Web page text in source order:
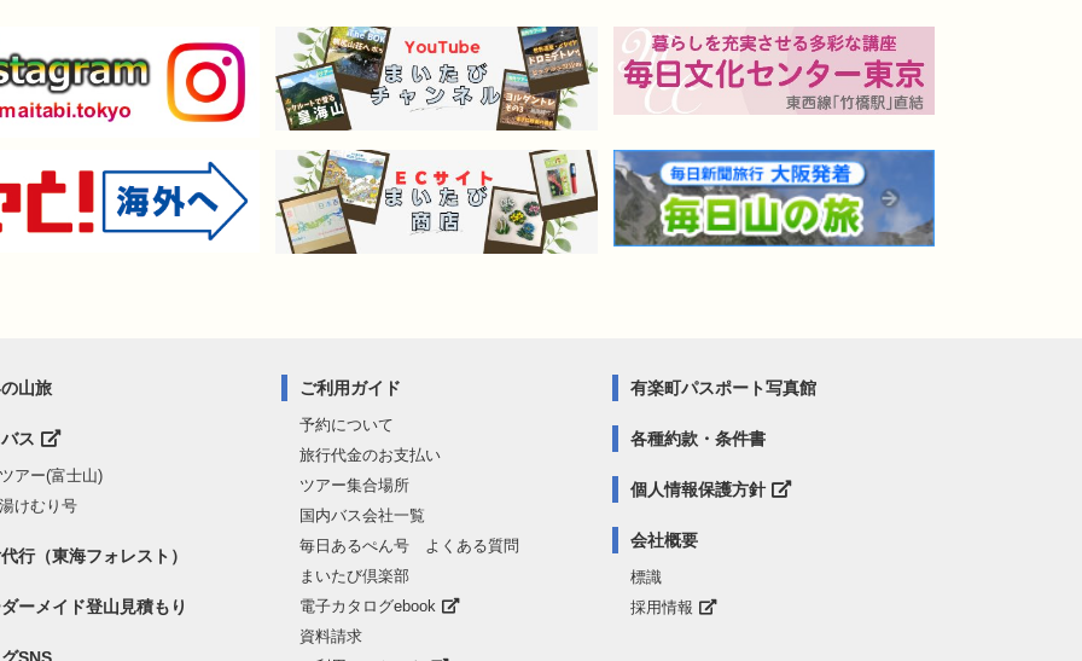
山旅
ス
アー(富士山)
けむり号
行（東海フォレスト）
ーメイド登山見積もり
SNS
ご利用ガイド
予約について
旅行代金のお支払い
ツアー集合場所
国内バス会社一覧
毎日あるぺん号 よくある質問
まいたび倶楽部
電子カタログebook
資料請求
有楽町パスポート写真館
各種約款・条件書
個人情報保護方針
会社概要
標識
採用情報